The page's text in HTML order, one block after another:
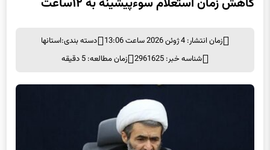
شناسه خبر: 2961625
زمان مطالعه: 5 دقیقه